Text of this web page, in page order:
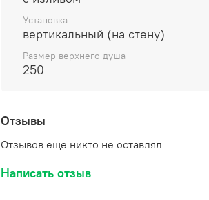
Установка
вертикальный (на стену)
Размер верхнего душа
250
Отзывы
Отзывов еще никто не оставлял
Написать отзыв